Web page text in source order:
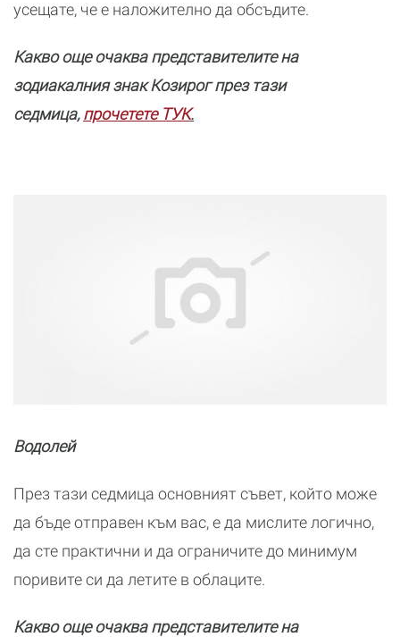
усещате, че е наложително да обсъдите.
Какво още очаква представителите на
зодиакалния знак Козирог през тази
седмица,прочетете ТУК.
Водолей
През тази седмица основният съвет, който може
да бъде отправен към вас, е да мислите логично,
да сте практични и да ограничите до минимум
поривите си да летите в облаците.
Какво още очаква представителите на